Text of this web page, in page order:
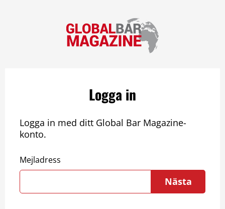
Logga in
Logga in med ditt Global Bar Magazine-
konto.
Mejladress
Nästa